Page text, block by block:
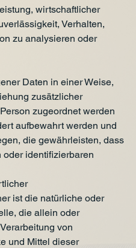
wirtschaftlicher
Verhalten,
zu analysieren oder
Daten in einer Weise,
zusätzlicher
zugeordnet werden
aufbewahrt werden und
die gewährleisten, dass
identifizierbaren
ist die natürliche oder
die allein oder
von
und Mittel dieser